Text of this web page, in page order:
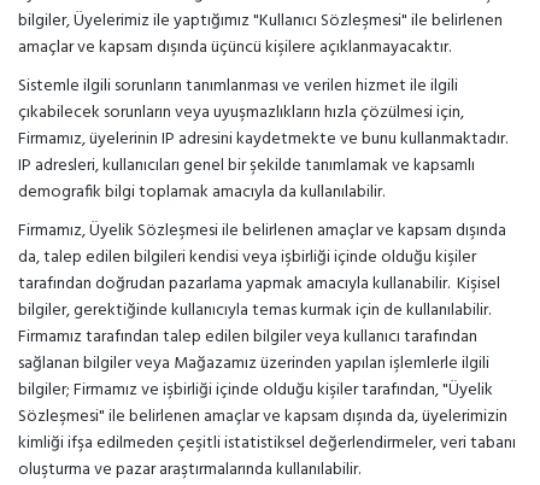
bilgiler, Üyelerimiz ile yaptığımız "Kullanıcı Sözleşmesi" ile belirlenen
amaçlar ve kapsam dışında üçüncü kişilere açıklanmayacaktır.
Sistemle ilgili sorunların tanımlanması ve verilen hizmet ile ilgili
çıkabilecek sorunların veya uyuşmazlıkların hızla çözülmesi için,
Firmamız, üyelerinin IP adresini kaydetmekte ve bunu kullanmaktadır.
IP adresleri, kullanıcıları genel bir şekilde tanımlamak ve kapsamlı
demografik bilgi toplamak amacıyla da kullanılabilir.
Firmamız, Üyelik Sözleşmesi ile belirlenen amaçlar ve kapsam dışında
da, talep edilen bilgileri kendisi veya işbirliği içinde olduğu kişiler
tarafından doğrudan pazarlama yapmak amacıyla kullanabilir. Kişisel
bilgiler, gerektiğinde kullanıcıyla temas kurmak için de kullanılabilir.
Firmamız tarafından talep edilen bilgiler veya kullanıcı tarafından
sağlanan bilgiler veya Mağazamız üzerinden yapılan işlemlerle ilgili
bilgiler; Firmamız ve işbirliği içinde olduğu kişiler tarafından, "Üyelik
Sözleşmesi" ile belirlenen amaçlar ve kapsam dışında da, üyelerimizin
kimliği ifşa edilmeden çeşitli istatistiksel değerlendirmeler, veri tabanı
oluşturma ve pazar araştırmalarında kullanılabilir.